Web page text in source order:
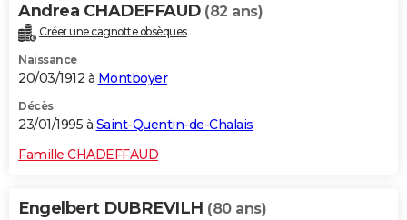
Andrea CHADEFFAUD (82 ans)
Créer une cagnotte obsèques
Naissance
20/03/1912 à Montboyer
Décès
23/01/1995 à Saint-Quentin-de-Chalais
Famille CHADEFFAUD
Engelbert DUBREVILH (80 ans)